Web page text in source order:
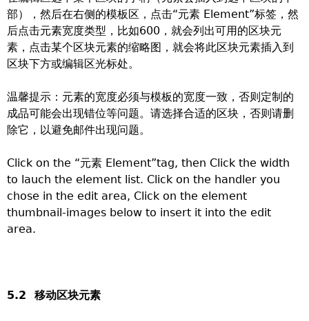
部），然后在右侧的模板区，点击“元素 Element”标签，然
后点击元素宽度类型，比如600，就会列出可用的区块元
素，点击某个区块元素的缩略图，就会将此区块元素插入到
区块下方或编辑区光标处。
温馨提示：元素的宽度必须与模板的宽度一致，否则定制的
成品可能会出现错位等问题。请选择合适的区块，否则请删
除它，以避免邮件出现问题。
Click on the “元素 Element”tag, then Click the width
to lauch the element list. Click on the handler you
chose in the edit area, Click on the element
thumbnail-images below to insert it into the edit
area.
5.2 移动区块元素